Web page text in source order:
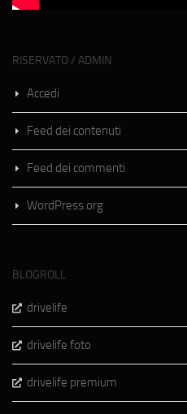
RISERVATO / ADMIN
Accedi
Feed dei contenuti
Feed dei commenti
WordPress.org
BLOGROLL
drivelife
drivelife foto
drivelife premium